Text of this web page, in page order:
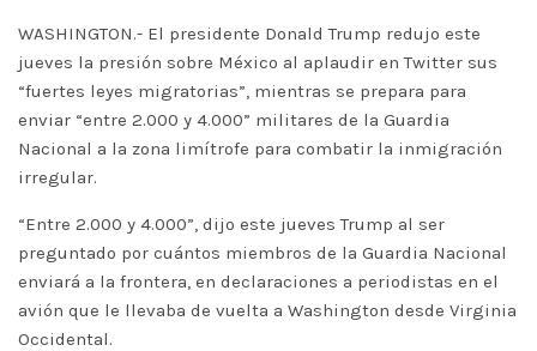
WASHINGTON.- El presidente Donald Trump redujo este
jueves la presión sobre México al aplaudir en Twitter sus
“fuertes leyes migratorias”, mientras se prepara para
enviar “entre 2.000 y 4.000” militares de la Guardia
Nacional a la zona limítrofe para combatir la inmigración
irregular.
“Entre 2.000 y 4.000”, dijo este jueves Trump al ser
preguntado por cuántos miembros de la Guardia Nacional
enviará a la frontera, en declaraciones a periodistas en el
avión que le llevaba de vuelta a Washington desde Virginia
Occidental.